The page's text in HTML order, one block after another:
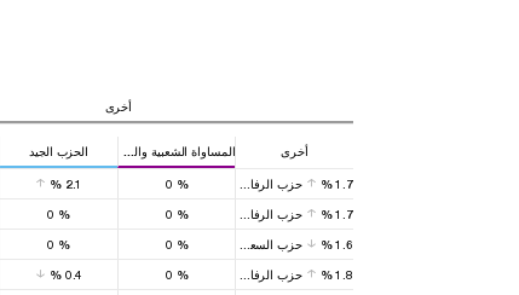
أخرى
الحزب الجيد أخرى
%2.1 % %1.7 حزب الرفاه من جديد
% % %1.7 حزب الرفاه من جديد
% % %1.6 حزب السعادة
%0.4 % %1.8 حزب الرفاه من جديد